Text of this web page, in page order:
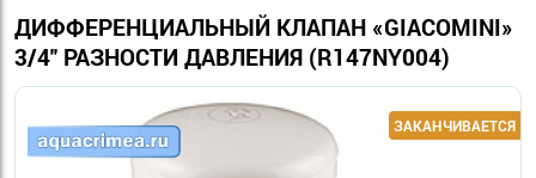
ДИФФЕРЕНЦИАЛЬНЫЙ КЛАПАН «GIACOMINI»
3/4" РАЗНОСТИ ДАВЛЕНИЯ (R147NY004)